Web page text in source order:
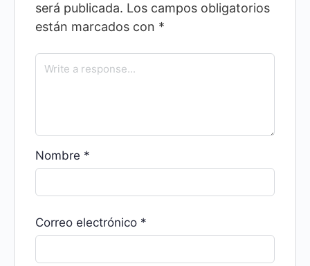
será publicada. Los campos obligatorios
están marcados con *
Nombre *
Correo electrónico *